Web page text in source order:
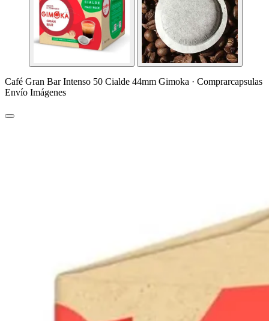
Café Gran Bar Intenso 50 Cialde 44mm Gimoka · Comprarcapsulas
Envío Imágenes